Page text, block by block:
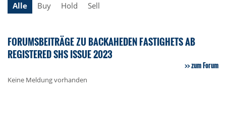
Alle
Buy Hold Sell
FORUMSBEITRÄGE ZU BACKAHEDEN FASTIGHETS AB
REGISTERED SHS ISSUE 2023
zum Forum
Keine Meldung vorhanden